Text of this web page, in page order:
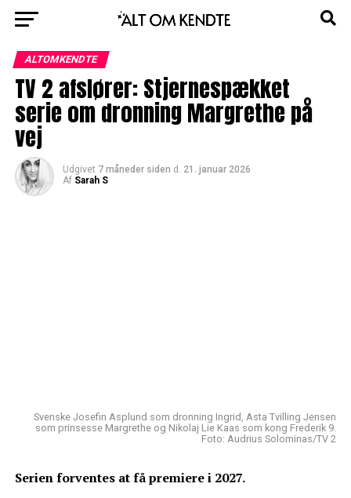
ALTOMKENDTE
TV 2 afslører: Stjernespækket
serie om dronning Margrethe på
vej
Udgivet 7 måneder siden d. 21. januar 2026
Af Sarah S
Svenske Josefin Asplund som dronning Ingrid, Asta Tvilling Jensen
som prinsesse Margrethe og Nikolaj Lie Kaas som kong Frederik 9.
Foto: Audrius Solominas/TV 2
Serien forventes at få premiere i 2027.